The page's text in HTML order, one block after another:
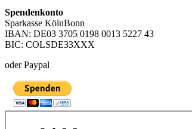
Spendenkonto
Sparkasse KölnBonn
IBAN: DE03 3705 0198 0013 5227 43
BIC: COLSDE33XXX
oder Paypal